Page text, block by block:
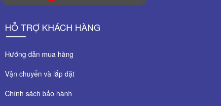
HỖ TRỢ KHÁCH HÀNG
Hướng dẫn mua hàng
Vận chuyển và lắp đặt
Chính sách bảo hành